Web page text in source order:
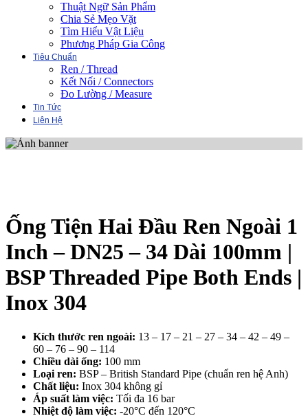
Thuật Ngữ Sản Phẩm
Chia Sẻ Mẹo Vặt
Tìm Hiểu Vật Liệu
Phương Pháp Gia Công
Tiêu Chuẩn
Ren / Thread
Kết Nối / Connectors
Đo Lường / Measure
Tin Tức
Liên Hệ
Ống Tiện Hai Đầu Ren Ngoài 1
Inch – DN25 – 34 Dài 100mm |
BSP Threaded Pipe Both Ends |
Inox 304
Kích thước ren ngoài: 13 – 17 – 21 – 27 – 34 – 42 – 49 –
60 – 76 – 90 – 114
Chiều dài ống: 100 mm
Loại ren: BSP – British Standard Pipe (chuẩn ren hệ Anh)
Chất liệu: Inox 304 không gỉ
Áp suất làm việc: Tối đa 16 bar
Nhiệt độ làm việc: -20°C đến 120°C